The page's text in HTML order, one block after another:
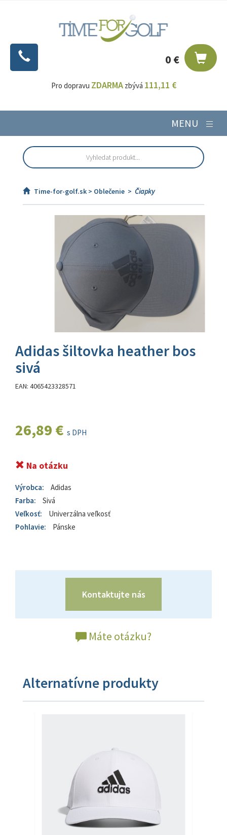
0 €
Pro dopravu ZDARMAzbývá 111,11 €
MENU
Time-for-golf.sk > Oblečenie > Čiapky
Adidas šiltovka heather bos
sivá
EAN: 4065423328571
26,89 € s DPH
Na otázku
Výrobca:
Adidas
Farba:
Sivá
Veľkosť:
Univerzálna veľkosť
Pohlavie:
Pánske
Kontaktujte nás
Máte otázku?
Alternatívne produkty